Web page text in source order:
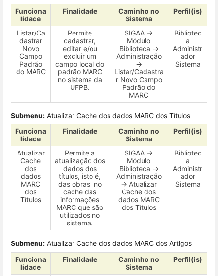
Funciona
lidade
Finalidade
Caminho no
Sistema
Perfil(is)
Listar/Ca
dastrar
Novo
Campo
Padrão
do MARC
Permite
cadastrar,
editar e/ou
excluir um
campo local do
padrão MARC
no sistema da
UFPB.
SIGAA →
Módulo
Biblioteca →
Administração
→
Listar/Cadastra
r Novo Campo
Padrão do
MARC
Bibliotec
a
Administr
ador
Sistema
Submenu: Atualizar Cache dos dados MARC dos Títulos
Funciona
lidade
Finalidade
Caminho no
Sistema
Perfil(is)
Atualizar
Cache
dos
dados
MARC
dos
Títulos
Permite a
atualização dos
dados dos
títulos, isto é,
das obras, no
cache das
informações
MARC que são
utilizados no
sistema.
SIGAA →
Módulo
Biblioteca →
Administração
→ Atualizar
Cache dos
dados MARC
dos Títulos
Bibliotec
a
Administr
ador
Sistema
Submenu: Atualizar Cache dos dados MARC dos Artigos
Funciona
lidade
Finalidade
Caminho no
Sistema
Perfil(is)